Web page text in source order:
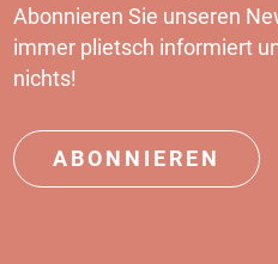
Abonnieren Sie unseren
immer plietsch informiert
nichts!
ABONNIEREN